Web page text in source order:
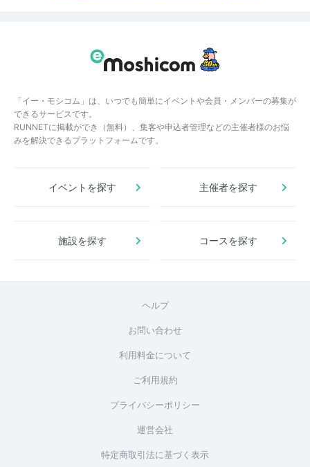
「イー・モシコム」は、いつでも簡単にイベントや会員・メンバーの募集が
できるサービスです。
RUNNETに掲載ができ（無料）、集客や申込者管理などの主催者様のお悩
みを解決できるプラットフォームです。
イベントを探す 主催者を探す
施設を探す コースを探す
ヘルプ
お問い合わせ
利用料金について
ご利用規約
プライバシーポリシー
運営会社
特定商取引法に基づく表示